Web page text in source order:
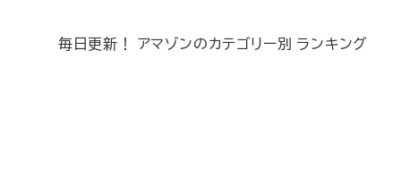
毎日更新！ アマゾンのカテゴリー別 ランキング